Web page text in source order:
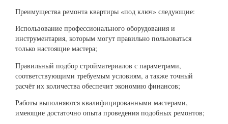
Преимущества ремонта квартиры «под ключ» следующие:
Использование профессионального оборудования и
инструментария, которым могут правильно пользоваться
только настоящие мастера;
Правильный подбор стройматериалов с параметрами,
соответствующими требуемым условиям, а также точный
расчёт их количества обеспечит экономию финансов;
Работы выполняются квалифицированными мастерами,
имеющие достаточно опыта проведения подобных ремонтов;